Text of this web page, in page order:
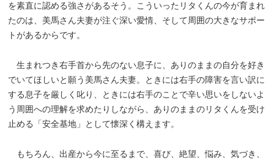
を素直に認める強さがあるそう。こういったリタくんの今が育まれ
たのは、美馬さん夫妻が注ぐ深い愛情、そして周囲の大きなサポー
トがあるからです。
生まれつき右手首から先のない息子に、ありのままの自分を好き
でいてほしいと願う美馬さん夫妻。ときには右手の障害を言い訳に
する息子を厳しく叱り、ときには右手のことで辛い思いをしないよ
う周囲への理解を求めたりしながら、ありのままのリタくんを受け
止める「安全基地」として懐深く構えます。
もちろん、出産から今に至るまで、喜び、絶望、悩み、気づき、